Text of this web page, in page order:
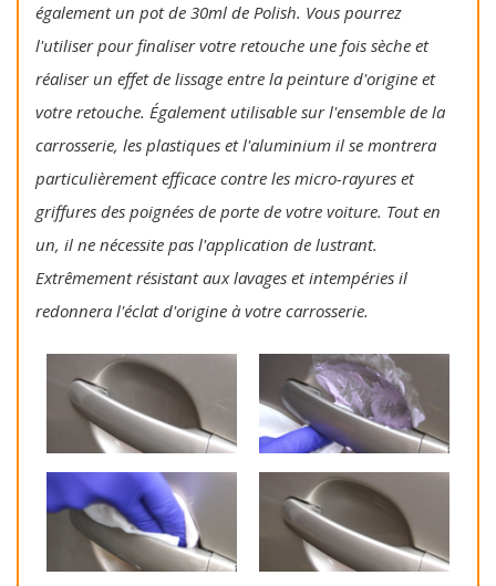
également un pot de 30ml de Polish. Vous pourrez
l'utiliser pour finaliser votre retouche une fois sèche et
réaliser un effet de lissage entre la peinture d'origine et
votre retouche. Également utilisable sur l'ensemble de la
carrosserie, les plastiques et l'aluminium il se montrera
particulièrement efficace contre les micro-rayures et
griffures des poignées de porte de votre voiture. Tout en
un, il ne nécessite pas l'application de lustrant.
Extrêmement résistant aux lavages et intempéries il
redonnera l'éclat d'origine à votre carrosserie.